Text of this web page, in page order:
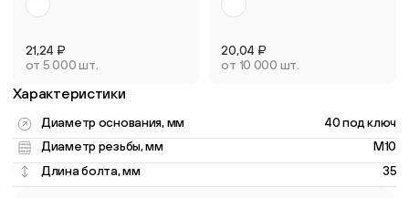
21,24 ₽
от 5 000 шт.
20,04 ₽
от 10 000 шт.
Характеристики
Диаметр основания, мм
40 под ключ
Диаметр резьбы, мм
M10
Длина болта, мм
35